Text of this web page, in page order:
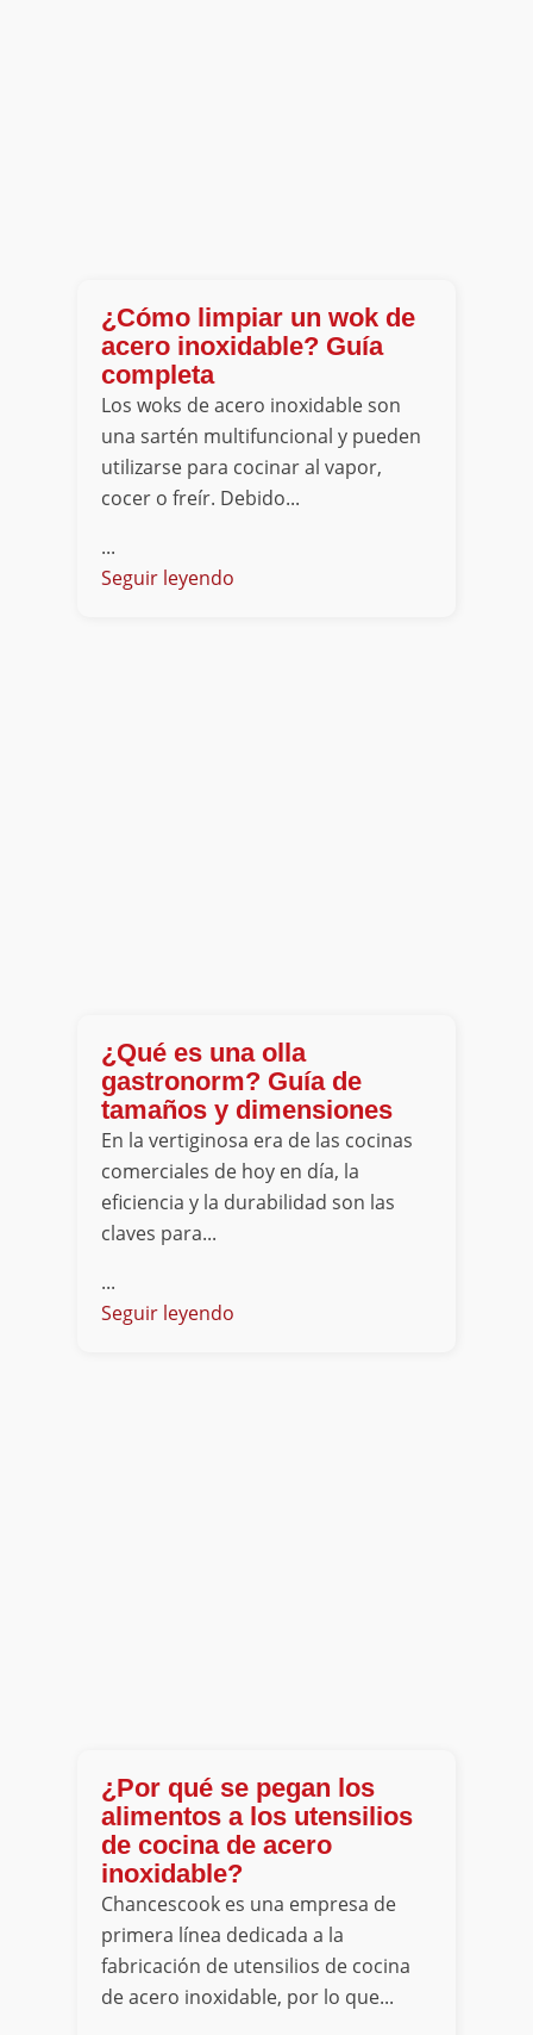
¿Cómo limpiar un wok de
acero inoxidable? Guía
completa
Los woks de acero inoxidable son
una sartén multifuncional y pueden
utilizarse para cocinar al vapor,
cocer o freír. Debido...
...
Seguir leyendo
¿Qué es una olla
gastronorm? Guía de
tamaños y dimensiones
En la vertiginosa era de las cocinas
comerciales de hoy en día, la
eficiencia y la durabilidad son las
claves para...
...
Seguir leyendo
¿Por qué se pegan los
alimentos a los utensilios
de cocina de acero
inoxidable?
Chancescook es una empresa de
primera línea dedicada a la
fabricación de utensilios de cocina
de acero inoxidable, por lo que...